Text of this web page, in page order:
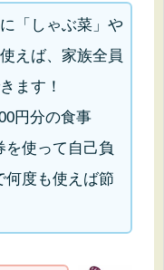
「しゃぶ菜」や
えば、家族全員
ます！
円分の食事
使って自己負
何度も使えば節